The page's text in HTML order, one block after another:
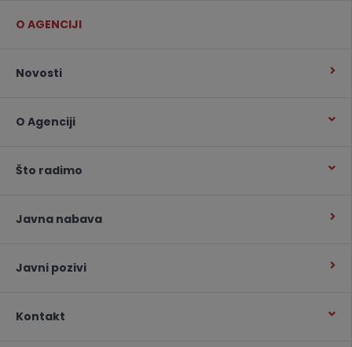
O AGENCIJI
Novosti
O Agenciji
Što radimo
Javna nabava
Javni pozivi
Kontakt